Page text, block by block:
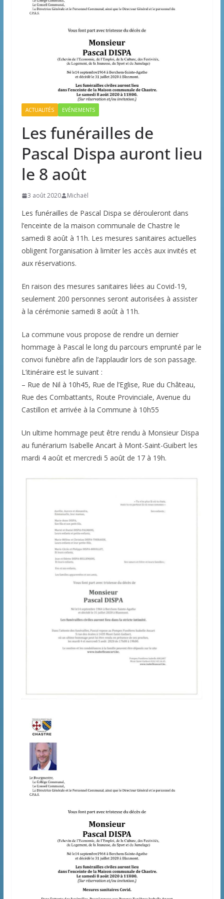
ACTUALITÉS EVÉNEMENTS
Les funérailles de
Pascal Dispa auront lieu
le 8 août
3 août 2020 Michaël
Les funérailles de Pascal Dispa se dérouleront dans
l’enceinte de la maison communale de Chastre le
samedi 8 août à 11h. Les mesures sanitaires actuelles
obligent l’organisation à limiter les accès aux invités et
aux réservations.
En raison des mesures sanitaires liées au Covid-19,
seulement 200 personnes seront autorisées à assister
à la cérémonie samedi 8 août à 11h.
La commune vous propose de rendre un dernier
hommage à Pascal le long du parcours emprunté par le
convoi funèbre afin de l’applaudir lors de son passage.
L’itinéraire est le suivant :
– Rue de Nil à 10h45, Rue de l’Eglise, Rue du Château,
Rue des Combattants, Route Provinciale, Avenue du
Castillon et arrivée à la Commune à 10h55
Un ultime hommage peut être rendu à Monsieur Dispa
au funérarium Isabelle Ancart à Mont-Saint-Guibert les
mardi 4 août et mercredi 5 août de 17 à 19h.